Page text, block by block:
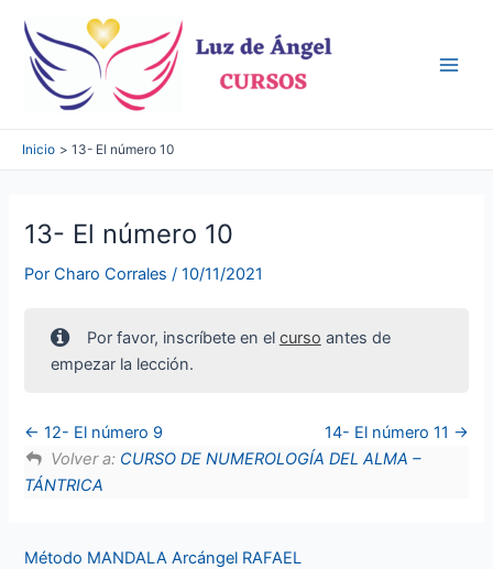
contenido
Inicio 13- El número 10
13- El número 10
PorCharo Corrales/10/11/2021
Por favor, inscríbete en el curso antes de
empezar la lección.
12- El número 9
14- El número 11
Volver a: CURSO DE NUMEROLOGÍA DEL ALMA –
TÁNTRICA
Método MANDALA Arcángel RAFAEL